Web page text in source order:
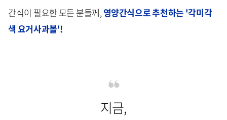
간식이 필요한 모든 분들께, 영양간식으로 추천하는 '각미각
색 요거사과볼'!
지금,